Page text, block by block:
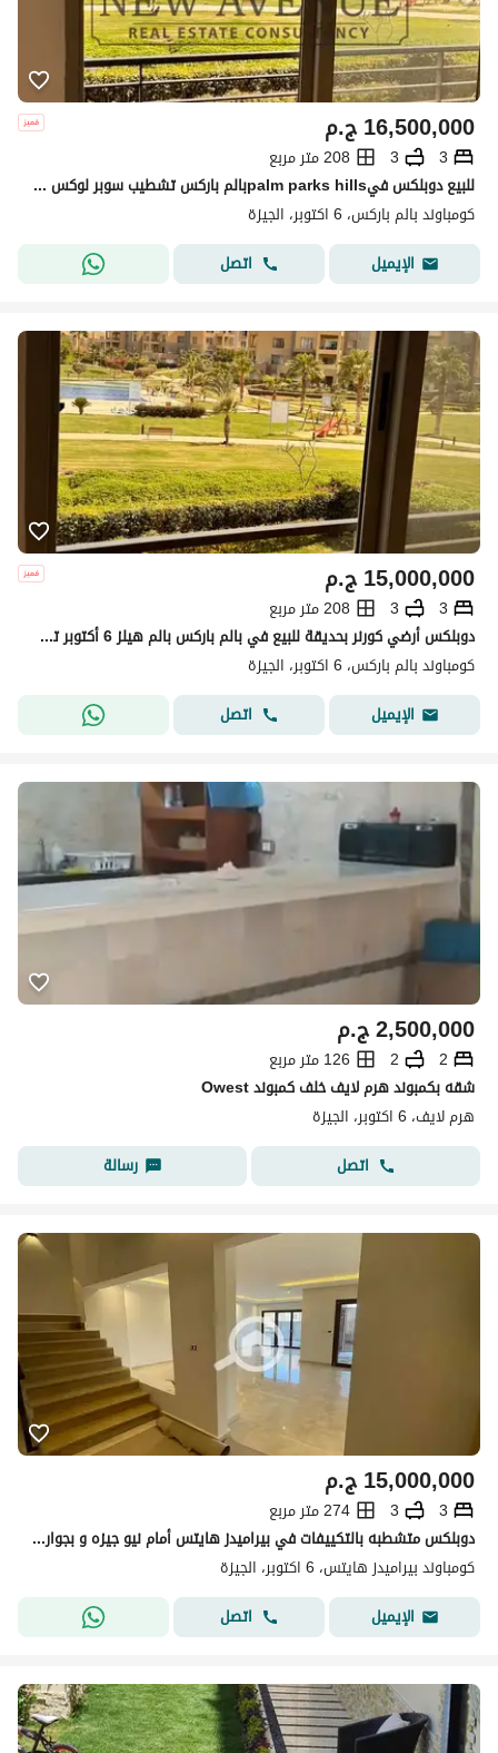
ج.م16,500,000
3
3
208 متر مربع
للبيع دوبلكس فيpalm parks hillsبالم باركس تشطيب سوبر لوكس بالمطبخ و الاجهزة يطل مباشرة علي حمام السباحة و لاندسكيب دور ثاني و ثالث
كومباوند بالم باركس، 6 اكتوبر، الجيزة
الإيميل
اتصل
ج.م15,000,000
3
3
208 متر مربع
دوبلكس أرضي كورنر بحديقة للبيع في بالم باركس بالم هيلز 6 أكتوبر تشطيب سوبر لوكس بالمطبخ Palm Parks Palm Hills 6th of October
كومباوند بالم باركس، 6 اكتوبر، الجيزة
الإيميل
اتصل
ج.م2,500,000
2
2
126 متر مربع
شقه بكمبوند هرم لايف خلف كمبوند Owest
هرم لايف، 6 اكتوبر، الجيزة
اتصل
رسالة
ج.م15,000,000
3
3
274 متر مربع
دوبلكس متشطبه بالتكييفات في بيراميدز هايتس أمام نيو جيزه و بجوار The Crown
كومباوند بيراميدز هايتس، 6 اكتوبر، الجيزة
الإيميل
اتصل